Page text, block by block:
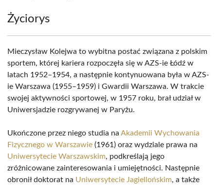
Życiorys
Mieczysław Kolejwa to wybitna postać związana z polskim
sportem, której kariera rozpoczęła się w AZS-ie Łódź w
latach 1952–1954, a następnie kontynuowana była w AZS-
ie Warszawa (1955–1959) i Gwardii Warszawa. W trakcie
swojej aktywności sportowej, w 1957 roku, brał udział w
Uniwersjadzie rozgrywanej w Paryżu.
Ukończone przez niego studia na Akademii Wychowania
Fizycznego w Warszawie (1961) oraz wydziale prawa na
Uniwersytecie Warszawskim, podkreślają jego
zróżnicowane zainteresowania i umiejętności. Następnie
obronił doktorat na Uniwersytecie Jagiellońskim, a także